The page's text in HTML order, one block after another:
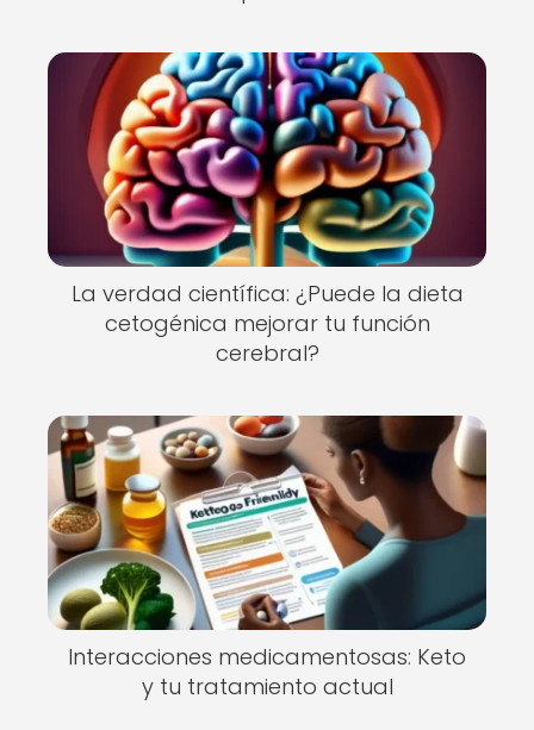
La verdad científica: ¿Puede la dieta
cetogénica mejorar tu función
cerebral?
Interacciones medicamentosas: Keto
y tu tratamiento actual